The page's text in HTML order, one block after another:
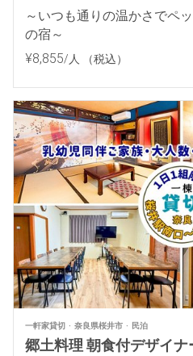
宿
～いつも通りの温かさでペ
の宿～
¥8,855/人 （税込）
一軒家貸切 奈良県桜井市 民泊
郷土料理 朝食付デザイ